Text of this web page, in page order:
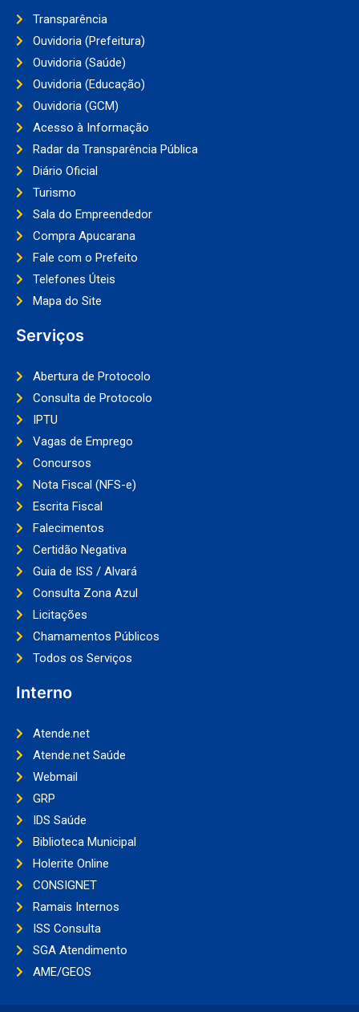
Transparência
Ouvidoria (Prefeitura)
Ouvidoria (Saúde)
Ouvidoria (Educação)
Ouvidoria (GCM)
Acesso à Informação
Radar da Transparência Pública
Diário Oficial
Turismo
Sala do Empreendedor
Compra Apucarana
Fale com o Prefeito
Telefones Úteis
Mapa do Site
Serviços
Abertura de Protocolo
Consulta de Protocolo
IPTU
Vagas de Emprego
Concursos
Nota Fiscal (NFS-e)
Escrita Fiscal
Falecimentos
Certidão Negativa
Guia de ISS / Alvará
Consulta Zona Azul
Licitações
Chamamentos Públicos
Todos os Serviços
Interno
Atende.net
Atende.net Saúde
Webmail
GRP
IDS Saúde
Biblioteca Municipal
Holerite Online
CONSIGNET
Ramais Internos
ISS Consulta
SGA Atendimento
AME/GEOS